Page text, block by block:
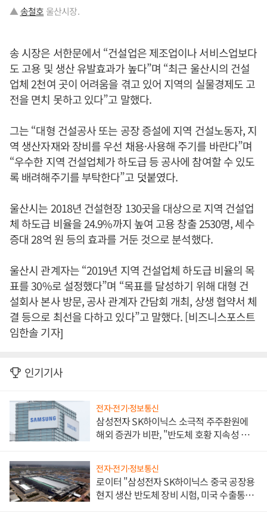
▲송철호 울산시장.
송 시장은 서한문에서 “건설업은 제조업이나 서비스업보다
도 고용 및 생산 유발효과가 높다”며 “최근 울산시의 건설
업체 2천여 곳이 어려움을 겪고 있어 지역의 실물경제도 고
전을 면치 못하고 있다”고 말했다.
그는 “대형 건설공사 또는 공장 증설에 지역 건설노동자, 지
역 생산자재와 장비를 우선 채용·사용해 주기를 바란다”며
“우수한 지역 건설업체가 하도급 등 공사에 참여할 수 있도
록 배려해주기를 부탁한다”고 덧붙였다.
울산시는 2018년 건설현장 130곳을 대상으로 지역 건설업
체 하도급 비율을 24.9%까지 높여 고용 창출 2530명, 세수
증대 28억 원 등의 효과를 거둔 것으로 분석했다.
울산시 관계자는 “2019년 지역 건설업체 하도급 비율의 목
표를 30%로 설정했다”며 “목표를 달성하기 위해 대형 건
설회사 본사 방문, 공사 관계자 간담회 개최, 상생 협약서 체
결 등으로 최선을 다하고 있다”고 말했다. [비즈니스포스트
임한솔 기자]
인기기사
전자·전기·정보통신
삼성전자 SK하이닉스 소극적 주주환원에
해외 증권가 비판, "반도체 호황 지속성 의
전자·전기·정보통신
로이터 "삼성전자 SK하이닉스 중국 공장용
현지 생산 반도체 장비 시험, 미국 수출통제